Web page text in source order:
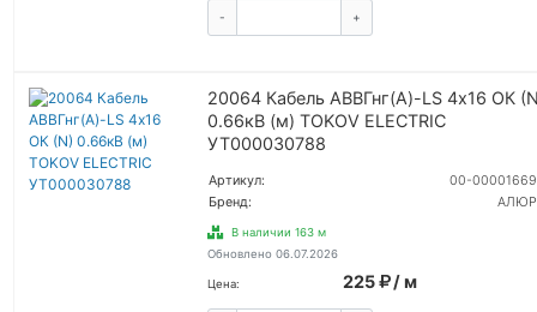
- +
20064 Кабель АВВГнг(А)-LS 4х16 ОК
0.66кВ (м) TOKOV ELECTRIC
УТ000030788
Артикул:
00-00001669
Бренд:
АЛЮР
В наличии 163 м
Обновлено 06.07.2026
Цена: 225 / м